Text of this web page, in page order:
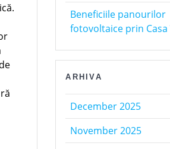
Beneficiile panourilor
fotovoltaice prin Casa
ARHIVA
December 2025
November 2025